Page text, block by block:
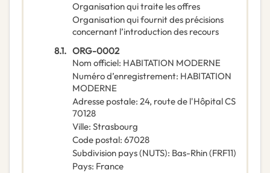
Organisation qui traite les offres
Organisation qui fournit des précisions
concernant l’introduction des recours
8.1. ORG-0002
Nom officiel: HABITATION MODERNE
Numéro d’enregistrement: HABITATION
MODERNE
Adresse postale: 24, route de l'Hôpital CS
70128
Ville: Strasbourg
Code postal: 67028
Subdivision pays (NUTS): Bas-Rhin(FRF11)
Pays: France